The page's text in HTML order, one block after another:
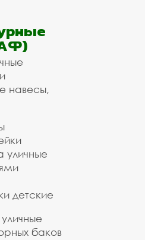
навесы,
уличные
детские
баков